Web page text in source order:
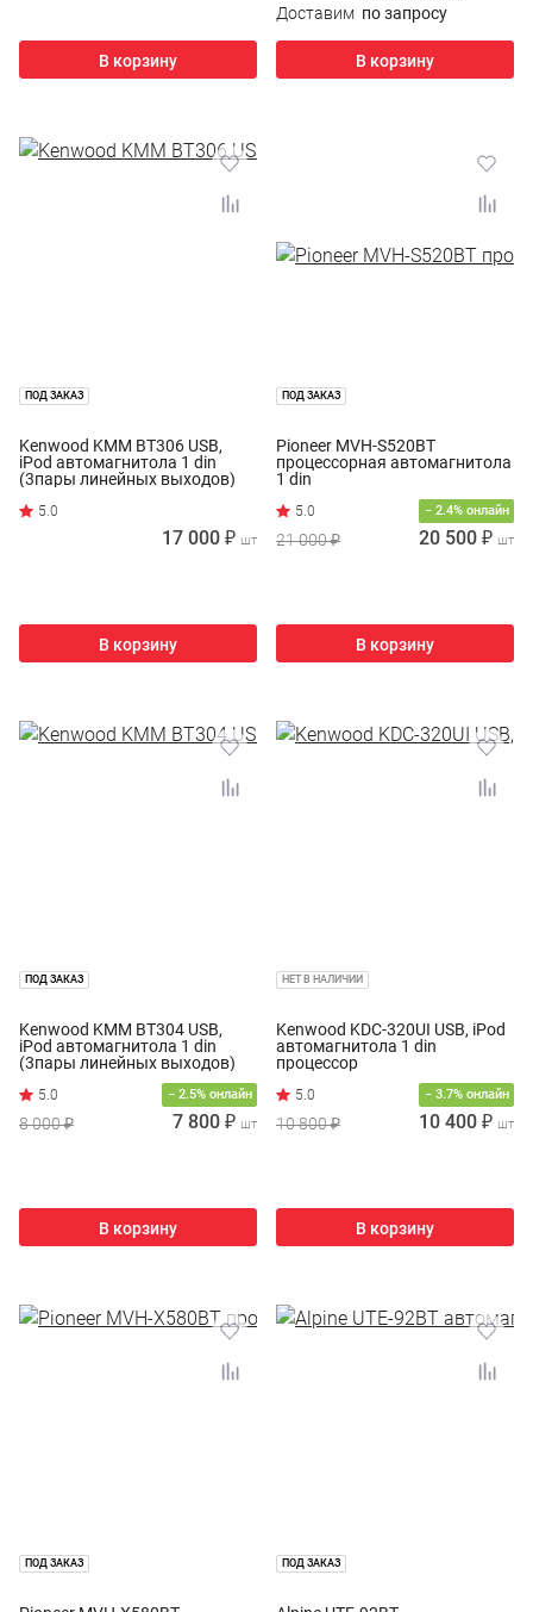
В корзину
Доставим по запросу
В корзину
ПОД ЗАКАЗ
Kenwood KMM BT306 USB,
iPod автомагнитола 1 din
(3пары линейных выходов)
17 000 ₽ шт
В корзину
ПОД ЗАКАЗ
Pioneer MVH-S520BT
процессорная автомагнитола
1 din
− 2.4% онлайн
21 000 ₽ 20 500 ₽ шт
В корзину
ПОД ЗАКАЗ
Kenwood KMM BT304 USB,
iPod автомагнитола 1 din
(3пары линейных выходов)
− 2.5% онлайн
8 000 ₽ 7 800 ₽ шт
В корзину
НЕТ В НАЛИЧИИ
Kenwood KDC-320UI USB, iPod
автомагнитола 1 din
процессор
− 3.7% онлайн
10 800 ₽ 10 400 ₽ шт
В корзину
ПОД ЗАКАЗ ПОД ЗАКАЗ